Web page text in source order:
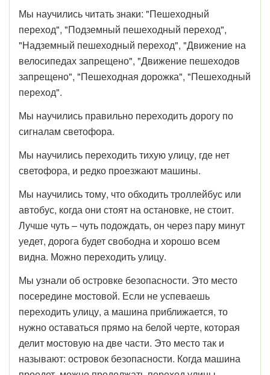
Мы научились читать знаки: "Пешеходный
переход", "Подземный пешеходный переход",
"Надземный пешеходный переход", "Движение на
велосипедах запрещено", "Движение пешеходов
запрещено", "Пешеходная дорожка", "Пешеходный
переход".
Мы научились правильно переходить дорогу по
сигналам светофора.
Мы научились переходить тихую улицу, где нет
светофора, и редко проезжают машины.
Мы научились тому, что обходить троллейбус или
автобус, когда они стоят на остановке, не стоит.
Лучше чуть – чуть подождать, он через пару минут
уедет, дорога будет свободна и хорошо всем
видна. Можно переходить улицу.
Мы узнали об островке безопасности. Это место
посередине мостовой. Если не успеваешь
переходить улицу, а машина приближается, то
нужно оставаться прямо на белой черте, которая
делит мостовую на две части. Это место так и
называют: островок безопасности. Когда машина